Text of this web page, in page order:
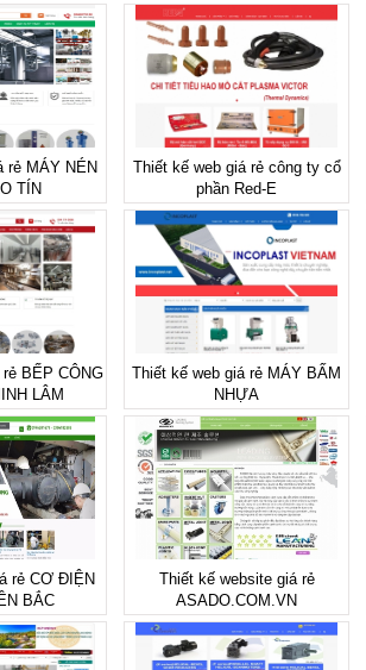
rẻ MÁY NÉN
TÍN
Thiết kế web giá rẻ công ty cổ
phần Red-E
BẾP CÔNG
LÂM
Thiết kế web giá rẻ MÁY BẤM
NHỰA
rẻ CƠ ĐIỆN
BẮC
Thiết kế website giá rẻ
ASADO.COM.VN